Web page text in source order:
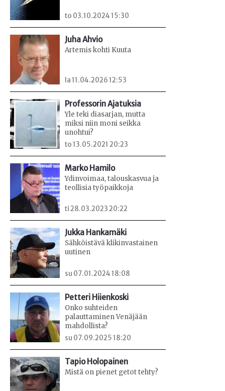
to 03.10.2024 15:30
Juha Ahvio
Artemis kohti Kuuta
la 11.04.2026 12:53
Professorin Ajatuksia
Yle teki diasarjan, mutta
miksi niin moni seikka
unohtui?
to 13.05.2021 20:23
Marko Hamilo
Ydinvoimaa, talouskasvua ja
teollisia työpaikkoja
ti 28.03.2023 20:22
Jukka Hankamäki
Sähköistävä klikinvastainen
uutinen
su 07.01.2024 18:08
Petteri Hiienkoski
Onko suhteiden
palauttaminen Venäjään
mahdollista?
su 07.09.2025 18:20
Tapio Holopainen
Mistä on pienet getot tehty?